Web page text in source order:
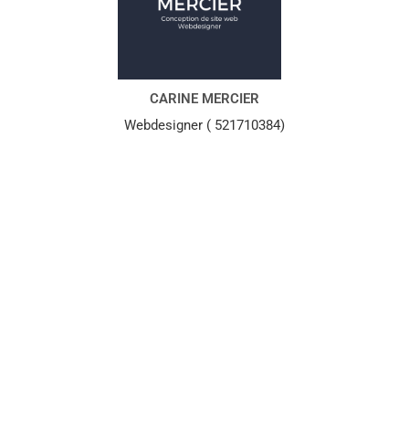
CARINE MERCIER
Webdesigner ( 521710384)